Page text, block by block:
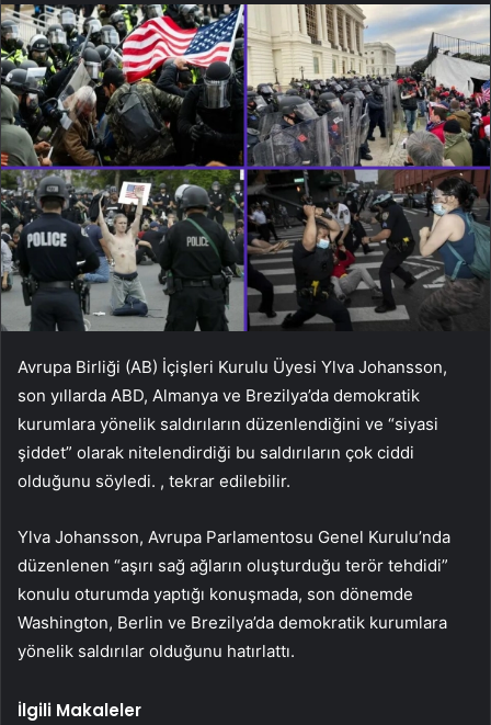
Avrupa Birliği (AB) İçişleri Kurulu Üyesi Ylva Johansson,
son yıllarda ABD, Almanya ve Brezilya’da demokratik
kurumlara yönelik saldırıların düzenlendiğini ve “siyasi
şiddet” olarak nitelendirdiği bu saldırıların çok ciddi
olduğunu söyledi. , tekrar edilebilir.
Ylva Johansson, Avrupa Parlamentosu Genel Kurulu’nda
düzenlenen “aşırı sağ ağların oluşturduğu terör tehdidi”
konulu oturumda yaptığı konuşmada, son dönemde
Washington, Berlin ve Brezilya’da demokratik kurumlara
yönelik saldırılar olduğunu hatırlattı.
İlgili Makaleler